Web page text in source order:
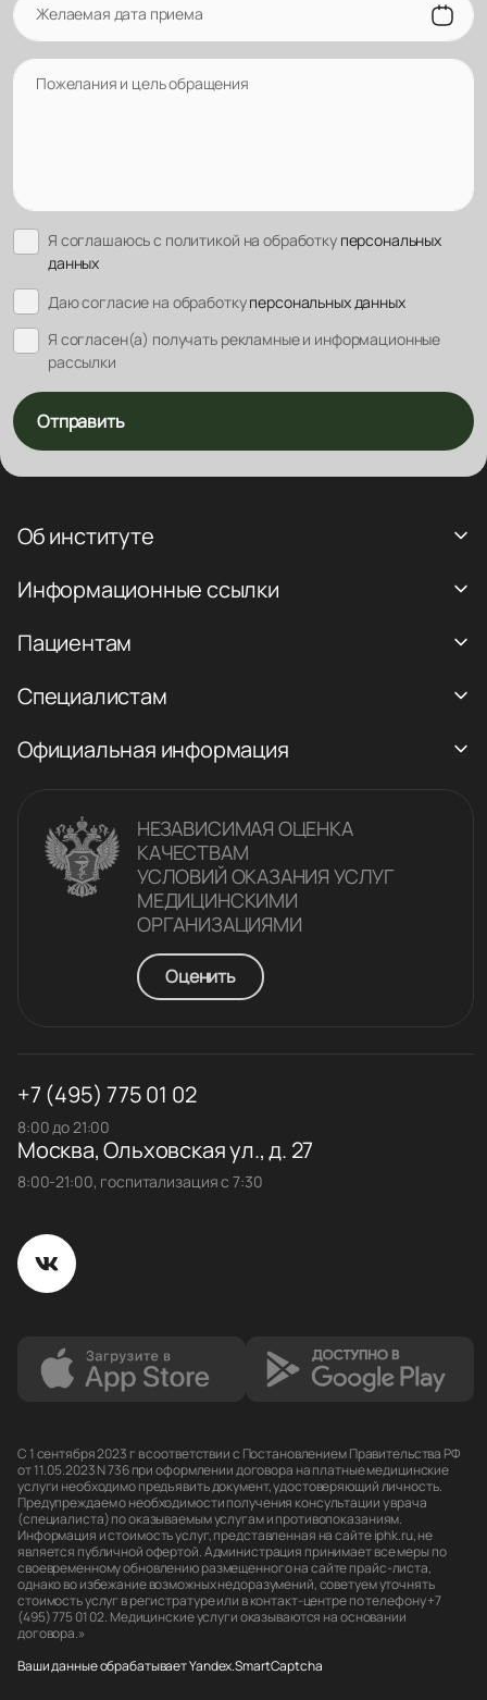
Желаемая дата приема
Пожелания и цель обращения
Я соглашаюсь с политикой на обработку персональных
данных
Даю согласие на обработкуперсональных данных
Я согласен(а) получать рекламные и информационные
рассылки
Отправить
Об институте
Информационные ссылки
Пациентам
Специалистам
Официальная информация
НЕЗАВИСИМАЯ ОЦЕНКА
КАЧЕСТВАM
УСЛОВИЙ ОКАЗАНИЯ УСЛУГ
МЕДИЦИНСКИМИ
ОРГАНИЗАЦИЯМИ
Оценить
+7 (495) 775 01 02
8:00 до 21:00
Москва, Ольховская ул., д. 27
8:00-21:00, госпитализация с 7:30
С 1 сентября 2023 г в соответствии с Постановлением Правительства РФ
от 11.05.2023 N 736 при оформлении договора на платные медицинские
услуги необходимо предъявить документ, удостоверяющий личность.
Предупреждаем о необходимости получения консультации у врача
(специалиста) по оказываемым услугам и противопоказаниям.
Информация и стоимость услуг, представленная на сайте iphk.ru, не
является публичной офертой. Администрация принимает все меры по
своевременному обновлению размещенного на сайте прайс-листа,
однако во избежание возможных недоразумений, советуем уточнять
стоимость услуг в регистратуре или в контакт-центре по телефону +7
(495) 775 01 02. Медицинские услуги оказываются на основании
договора.»
Ваши данные обрабатывает Yandex.SmartCaptcha